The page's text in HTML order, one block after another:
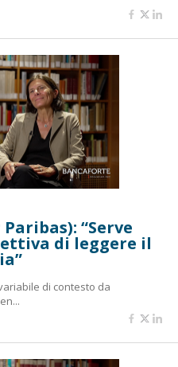
“Serve
di leggere il
di contesto da